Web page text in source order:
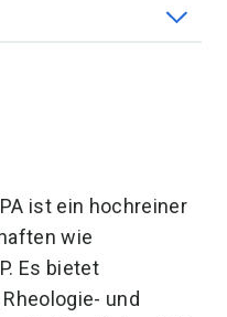
ist ein hochreiner
wie
Es bietet
und